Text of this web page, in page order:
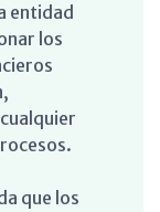
entidad
los
que los